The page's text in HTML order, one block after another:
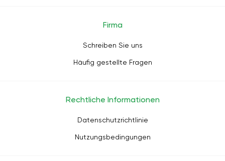
Firma
Schreiben Sie uns
Häufig gestellte Fragen
Rechtliche Informationen
Datenschutzrichtlinie
Nutzungsbedingungen